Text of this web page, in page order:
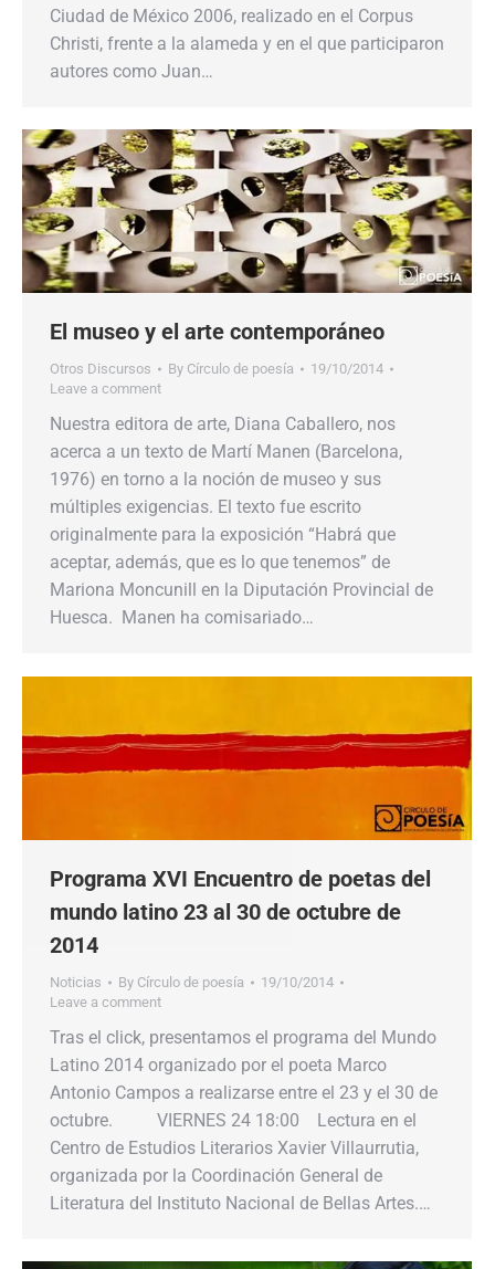
Ciudad de México 2006, realizado en el Corpus
Christi, frente a la alameda y en el que participaron
autores como Juan…
El museo y el arte contemporáneo
Otros Discursos By Círculo de poesía
19/10/2014
Leave a comment
Nuestra editora de arte, Diana Caballero, nos
acerca a un texto de Martí Manen (Barcelona,
1976) en torno a la noción de museo y sus
múltiples exigencias. El texto fue escrito
originalmente para la exposición “Habrá que
aceptar, además, que es lo que tenemos” de
Mariona Moncunill en la Diputación Provincial de
Huesca. Manen ha comisariado…
Programa XVI Encuentro de poetas del
mundo latino 23 al 30 de octubre de
2014
Noticias By Círculo de poesía
19/10/2014
Leave a comment
Tras el click, presentamos el programa del Mundo
Latino 2014 organizado por el poeta Marco
Antonio Campos a realizarse entre el 23 y el 30 de
octubre. VIERNES 24 18:00 Lectura en el
Centro de Estudios Literarios Xavier Villaurrutia,
organizada por la Coordinación General de
Literatura del Instituto Nacional de Bellas Artes.…